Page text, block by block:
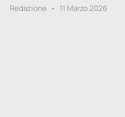
Redazione 11 Marzo 2026